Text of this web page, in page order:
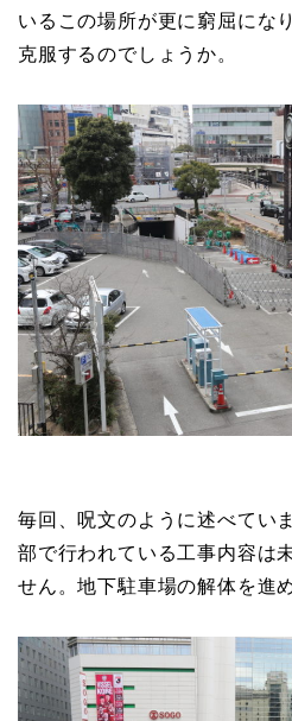
いるこの場所が更に窮屈にな
克服するのでしょうか。
毎回、呪文のように述べてい
部で行われている工事内容は
せん。地下駐車場の解体を進